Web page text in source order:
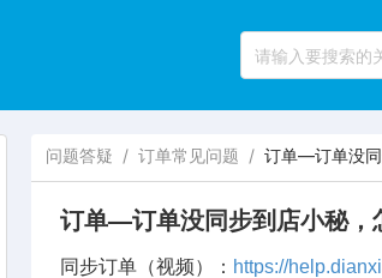
问题答疑 / 订单常见问题 / 订单—订单没同
订单—订单没同步到店小秘，
同步订单（视频）： https://